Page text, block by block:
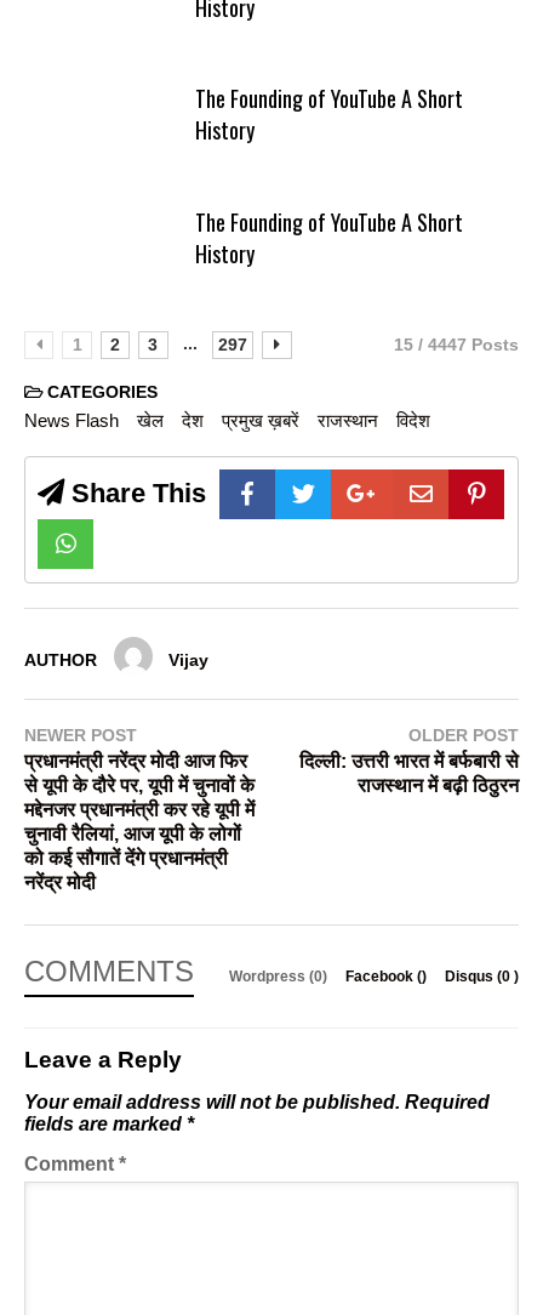
History
The Founding of YouTube A Short
History
The Founding of YouTube A Short
History
1 2 3 ... 297 15 / 4447 Posts
CATEGORIES
News Flash खेल देश प्रमुख ख़बरें राजस्थान विदेश
Share This
AUTHOR Vijay
NEWER POST
प्रधानमंत्री नरेंद्र मोदी आज फिर
से यूपी के दौरे पर, यूपी में चुनावों के
मद्देनजर प्रधानमंत्री कर रहे यूपी में
चुनावी रैलियां, आज यूपी के लोगों
को कई सौगातें देंगे प्रधानमंत्री
नरेंद्र मोदी
OLDER POST
दिल्ली: उत्तरी भारत में बर्फबारी से
राजस्थान में बढ़ी ठिठुरन
COMMENTS Wordpress (0) Facebook () Disqus (0 )
Leave a Reply
Your email address will not be published. Required
fields are marked *
Comment *